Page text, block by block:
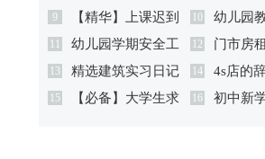
祝福短语69
9
【精华】上课迟到
检讨书范文锦集七篇
10
幼儿园
我介绍
11
幼儿园学期安全工
作总结
12
门市房
本
13
精选建筑实习日记
模板汇总八篇
14
4s店的
集五篇
15
【必备】大学生求
16
初中新